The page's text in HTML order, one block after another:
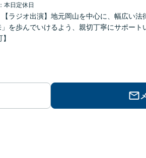
本日定休日
【ラジオ出演】地元岡山を中心に、幅広い
を歩んでいけるよう、親切丁寧にサポー